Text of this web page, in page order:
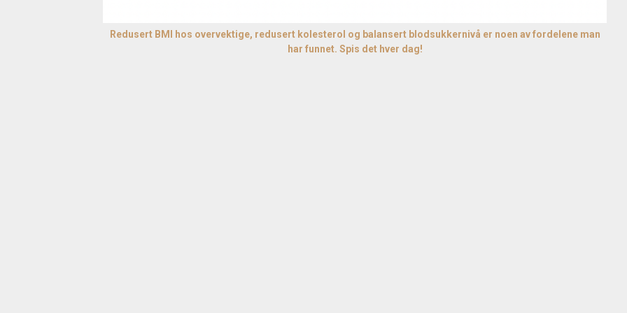
Redusert BMI hos overvektige, redusert kolesterol og balansert blodsukkernivå er noen av fordelene man
har funnet. Spis det hver dag!